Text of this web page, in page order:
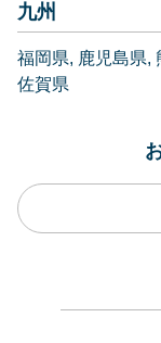
九州
福岡県 鹿児島県
佐賀県